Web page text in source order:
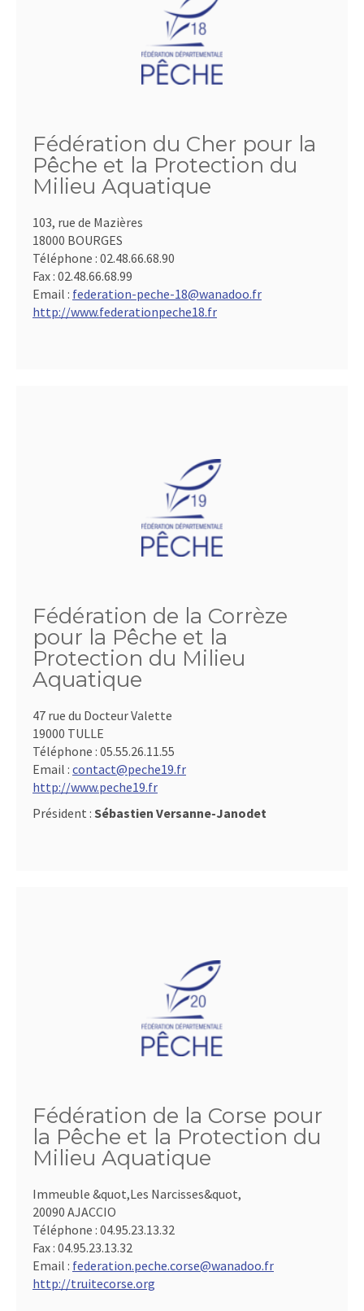
Fédération du Cher pour la
Pêche et la Protection du
Milieu Aquatique
103, rue de Mazières
18000 BOURGES
Téléphone : 02.48.66.68.90
Fax : 02.48.66.68.99
Email : federation-peche-18@wanadoo.fr
http://www.federationpeche18.fr
Fédération de la Corrèze
pour la Pêche et la
Protection du Milieu
Aquatique
47 rue du Docteur Valette
19000 TULLE
Téléphone : 05.55.26.11.55
Email : contact@peche19.fr
http://www.peche19.fr
Président : Sébastien Versanne-Janodet
Fédération de la Corse pour
la Pêche et la Protection du
Milieu Aquatique
Immeuble &quot,Les Narcisses&quot,
20090 AJACCIO
Téléphone : 04.95.23.13.32
Fax : 04.95.23.13.32
Email : federation.peche.corse@wanadoo.fr
http://truitecorse.org